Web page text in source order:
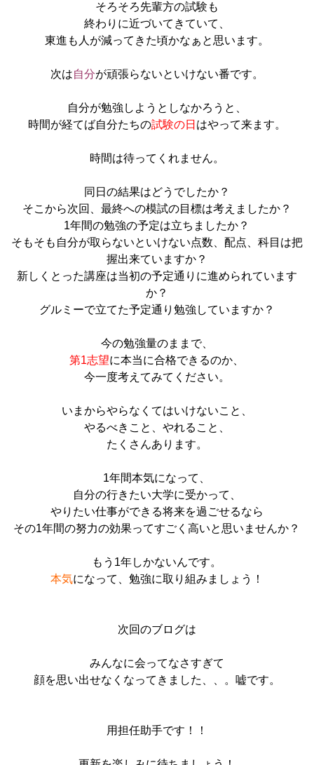
そろそろ先輩方の試験も
終わりに近づいてきていて、
東進も人が減ってきた頃かなぁと思います。
次は自分が頑張らないといけない番です。
自分が勉強しようとしなかろうと、
時間が経てば自分たちの試験の日 はやって来ます。
時間は待ってくれません。
同日の結果はどうでしたか？
そこから次回、最終への模試の目標は考えましたか？
1年間の勉強の予定は立ちましたか？
そもそも自分が取らないといけない点数、配点、科目は把
握出来ていますか？
新しくとった講座は当初の予定通りに進められています
か？
グルミーで立てた予定通り勉強していますか？
今の勉強量のままで、
第1志望に本当に合格できるのか、
今一度考えてみてください。
いまからやらなくてはいけないこと、
やるべきこと、やれること、
たくさんあります。
1年間本気になって、
自分の行きたい大学に受かって、
やりたい仕事ができる将来を過ごせるなら
その1年間の努力の効果ってすごく高いと思いませんか？
もう1年しかないんです。
本気になって、勉強に取り組みましょう！
次回のブログは
みんなに会ってなさすぎて
顔を思い出せなくなってきました、、。嘘です。
用担任助手です！！